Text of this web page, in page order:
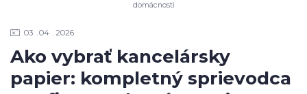
domácnosti
03 04 2026
Ako vybrať kancelársky
papier: kompletný sprievodca